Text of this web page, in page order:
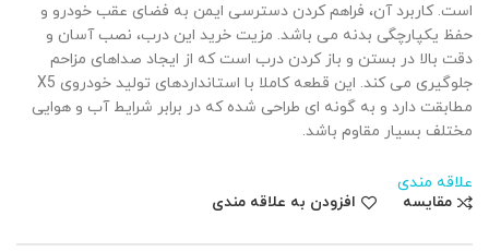
است. کاربرد آن، فراهم کردن دسترسی ایمن به فضای عقب خودرو و
حفظ یکپارچگی بدنه می باشد. مزیت خرید این درب، نصب آسان و
دقت بالا در بستن و باز کردن درب است که از ایجاد صداهای مزاحم
جلوگیری می کند. این قطعه کاملا با استانداردهای تولید خودروی X5
مطابقت دارد و به گونه ای طراحی شده که در برابر شرایط آب و هوایی
مختلف بسیار مقاوم باشد.
علاقه مندی
مقایسه
افزودن به علاقه مندی